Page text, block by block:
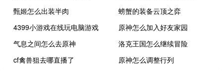
甄姬怎么出装半肉
螃蟹的装备云顶之弈
4399小游戏在线玩电脑游戏
原神怎么加入好友家园
气息之间怎么去原神
洛克王国怎么继续冒险
cf禽兽狙去哪直播了
原神怎么调整行列